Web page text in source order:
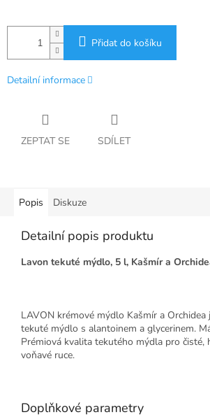
Přidat do košíku
Detailní informace
ZEPTAT SE SDÍLET
Popis Diskuze
Detailní popis produktu
Lavon tekuté mýdlo, 5 l, Kašmír a
LAVON krémové mýdlo Kašmír a Orchidea
tekuté mýdlo s alantoinem a glycerinem.
Prémiová kvalita tekutého mýdla pro čisté,
voňavé ruce.
Doplňkové parametry